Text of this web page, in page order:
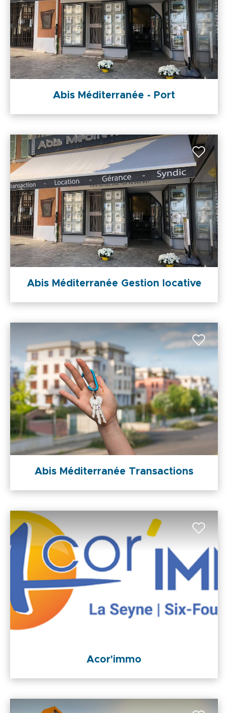
Abis Méditerranée - Port
Abis Méditerranée Gestion locative
Abis Méditerranée Transactions
Acor'immo